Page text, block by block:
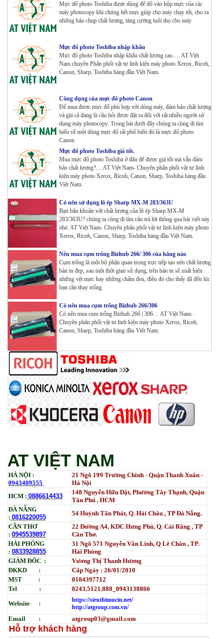
Máy Photocopy KONICA MINOLTA Bizhub 367 Renew
Bộ Mực 4 màu Konica Minolta Bizhub C1085 | 6085 |
6110 | C1100 _Bộ 4 màu _ Trọng lượng 1645g ZIN
Tham Khảo
Máy Photocopy Ricoh MP 7503 Renew
Tham Khảo
Máy photocopy Ricoh IM 7000
Tham Khảo
Máy in Laser Đơn năng G&G P2022W_in Wifi
Tham Khảo
Wifi
Tham Khảo
Máy in Laser Đơn năng G&G GP3300DW in Đảo mặt ,
Tham Khảo
Máy in Đa chức năng G&G GM3310DW in , scan ,
Copy , Wifi , Lan
Mực ống Ricoh MP 3554 _MP 2554 | 2555 | 3054 |
3554 | 3055 | 3555 | 4054 | 5054 | 6054 | 4055 | 5055 |
6055 | IM 2500 | IM 3000 | IM 3500 | IM 4000 | IM
5000 | IM 6000_ MP3554_700G_BIASDO
Tham Khảo
Mực in HP LaserJet Enterprise M610dn | M611dn |
Tham Khảo
Mực đổ photo Toshiba được dùng để đổ vào hộp mực của các
máy photocopy khi chúng hết mực giúp cho máy chạy tốt, cho ra
những bản chụp chất lượng, tăng cường tuổi thọ cho máy
Mực đổ photo Toshiba nhập khẩu
Mực đổ photo Toshiba nhập khẩu chất lượng cao…. AT Việt
Nam chuyên Phân phối vật tư linh kiện máy photo Xerox, Ricoh,
Canon, Sharp, Toshiba hàng đầu Việt Nam.
Công dụng của mực đổ photo Canon
Để mua được mực đổ phù hợp với dòng máy, đảm bảo chất lượng
và giá cả đang là câu hỏi được đặt ra đối với rất nhiều người sử
dụng máy photocopy. Trong bài dưới đây chúng ta cùng đi tìm
hiểu về một dòng mực đổ rất phổ biến đó là mực đổ photo
Canon.
Mực đổ photo Toshiba giá tốt.
Mua mực đổ photo Toshiba ở đâu để được giá tốt mà vẫn đảm
bảo chất lượng?.... AT Việt Nam- Chuyên phân phối vật tư linh
kiện máy photo Xerox, Ricoh, Canon, Sharp, Toshiba hàng đầu
Việt Nam.
Có nên sử dụng lô ép Sharp MX-M 283/363U
Bạn băn khoăn với chất lượng của lô ép Sharp MX-M
283/363U? chúng ta cùng đi tìm câu trả lời thông qua bài viết này
nhé. AT Việt Nam- Chuyên phân phối vật tư linh kiện máy photo
Xerox, Ricoh, Canon, Sharp, Toshiba hàng đầu Việt Nam.
Nên mua cụm trống Bizhub 266/ 306 của hãng nào
Cụm trống là một bộ phận quan trọng trực tiếp tạo nên chất lượng
bản in đẹp, sau một thời gian sử dụng, trên bản in sẽ xuất hiện
những vệt mực hay những chấm đen, điều đó cho thấy đã đến lúc
bạn cần thay trống.
Có nên mua cụm trống Bizhub 266/306
Có nên mua cụm trống Bizhub 266 | 306… AT Việt Nam-
Chuyên phân phối vật tư linh kiện máy photo Xerox, Ricoh,
Canon, Sharp, Toshiba hàng đầu Việt Nam.
AT VIỆT NAM
HÀ NỘI :
0943409555
21 Ngõ 199 Trường Chinh - Quận Thanh Xuân -
Hà Nội
HCM : 0886614433
148 Nguyễn Hữu Dật, Phường Tây Thạnh, Quận
Tân Phú , HCM
ĐÀ NẴNG
: 0816220055
54 Huỳnh Tấn Phát, Q. Hải Châu , TP Đà Nẵng.
CẦN THƠ
: 0945539897
22 Đường A4, KDC Hưng Phú, Q. Cái Răng , TP
Cần Thơ.
HẢI PHÒNG
: 0833928855
31 Ngõ 571 Nguyễn Văn Linh, Q Lê Chân , TP.
Hải Phòng
GIÁM ĐỐC :
Vương Thị Thanh Hương
ĐKKD :
Cấp Ngày : 26/01/2010
MST :
0104397712
Tel :
0243.5121.888_0943138866
Website :
https://sieuthimucin.net/
http://atgroup.com.vn/
Email : atgroup03@gmail.com
Hỗ trợ khách hàng